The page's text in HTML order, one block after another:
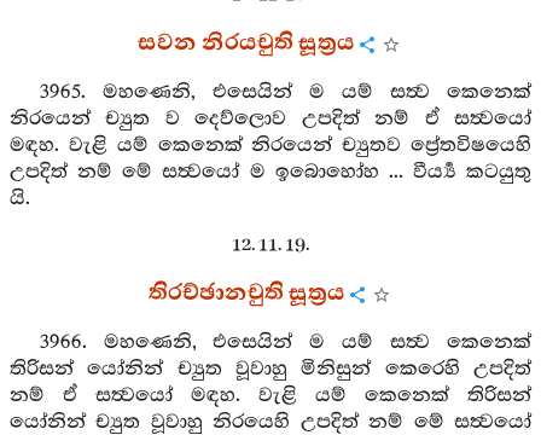
සවන නිරයචුති සූත්‍රය
3965. මහණෙනි, එසෙයින් ම යම් සත්‍ව කෙනෙක්
නිරයෙන් ච්‍යුත ව දෙව්ලොව උපදිත් නම් ඒ සත්‍වයෝ
මඳහ. වැළි යම් කෙනෙක් නිරයෙන් ච්‍යුතව ප්‍රේතවිෂයෙහි
උපදිත් නම් මේ සත්‍වයෝ ම ඉබොහෝහ ... වීර්‍ය්‍ය කටයුතු
යි.
12. 11. 19.
තිරච්ඡානචුති සූත්‍රය
3966. මහණෙනි, එසෙයින් ම යම් සත්‍ව කෙනෙක්
තිරිසන් යෝනින් ච්‍යුත වූවාහු මිනිසුන් කෙරෙහි උපදිත්
නම් ඒ සත්‍වයෝ මඳහ. වැළි යම් කෙනෙක් තිරිසන්
යෝනින් ච්‍යුත වූවාහු නිරයෙහි උපදිත් නම් මේ සත්‍වයෝ